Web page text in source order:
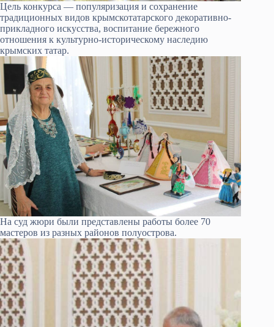
Цель конкурса — популяризация и сохранение
традиционных видов крымскотатарского декоративно-
прикладного искусства, воспитание бережного
отношения к культурно-историческому наследию
крымских татар.
На суд жюри были представлены работы более 70
мастеров из разных районов полуострова.